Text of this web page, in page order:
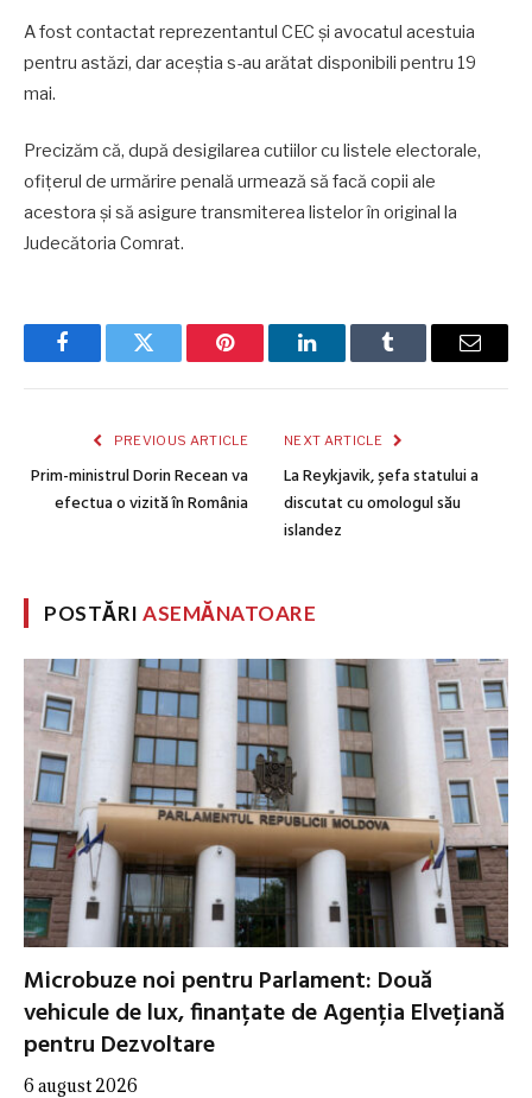
A fost contactat reprezentantul CEC și avocatul acestuia
pentru astăzi, dar aceștia s-au arătat disponibili pentru 19
mai.
Precizăm că, după desigilarea cutiilor cu listele electorale,
ofițerul de urmărire penală urmează să facă copii ale
acestora și să asigure transmiterea listelor în original la
Judecătoria Comrat.
FacebookTwitter Pinterest LinkedInTumblr Email
PREVIOUS ARTICLE
Prim-ministrul Dorin Recean va
efectua o vizită în România
NEXT ARTICLE
La Reykjavik, șefa statului a
discutat cu omologul său
islandez
POSTĂRIASEMĂNATOARE
Microbuze noi pentru Parlament: Două
vehicule de lux, finanțate de Agenția Elvețiană
pentru Dezvoltare
6 august 2026